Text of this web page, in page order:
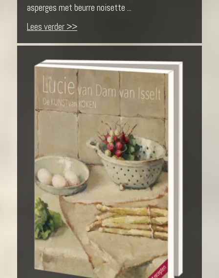
asperges met beurre noisette ...
Lees verder >>